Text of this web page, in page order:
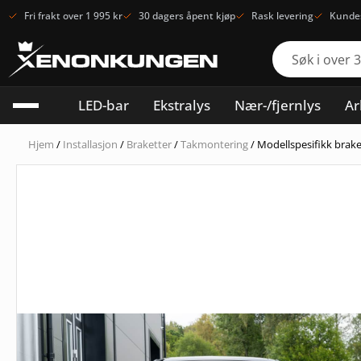
Fri frakt over 1 995 kr 30 dagers åpent kjøp Rask levering
LED-bar Ekstralys Nær-/fjernlys
Hjem / Installasjon / Braketter/Takmontering/ Modellspesifikk